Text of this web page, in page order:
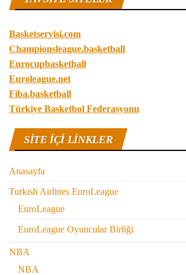
Basketservisi.com
Championsleague.basketball
Eurocupbasketball
Euroleague.net
Fiba.basketball
Türkiye Basketbol Federasyonu
SITE IÇI LINKLER
Anasayfa
Turkish Airlines EuroLeague
EuroLeague
EuroLeague Oyuncular Birliği
NBA
NBA